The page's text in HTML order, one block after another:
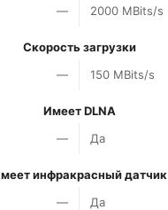
—
2000 MBits/s
Скорость загрузки
—
150 MBits/s
Имеет DLNA
—
Да
инфракрасный датчик
—
Да